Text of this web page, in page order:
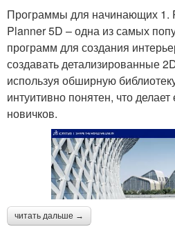
Программы для начинающих 1.
Planner 5D – одна из самых
программ для создания
создавать детализированные
используя обширную
интуитивно понятен, что
новичков.
читать дальше →